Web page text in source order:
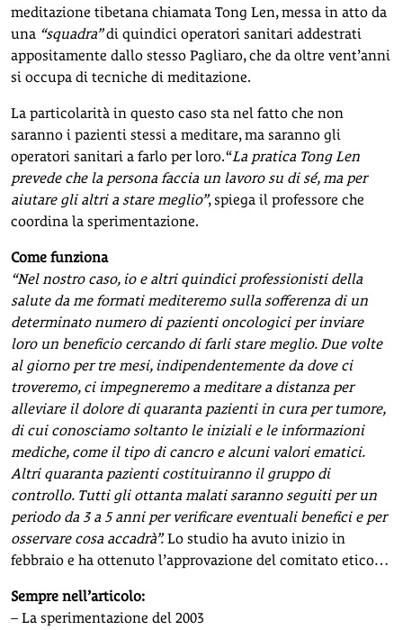
meditazione tibetana chiamata Tong Len, messa in atto da
una “squadra”di quindici operatori sanitari addestrati
appositamente dallo stesso Pagliaro, che da oltre vent’anni
si occupa di tecniche di meditazione.
La particolarità in questo caso sta nel fatto che non
saranno i pazienti stessi a meditare, ma saranno gli
operatori sanitari a farlo per loro. “La pratica Tong Len
prevede che la persona faccia un lavoro su di sé, ma per
aiutare gli altri a stare meglio”, spiega il professore che
coordina la sperimentazione.
Come funziona
“Nel nostro caso, io e altri quindici professionisti della
salute da me formati mediteremo sulla sofferenza di un
determinato numero di pazienti oncologici per inviare
loro un beneficio cercando di farli stare meglio. Due volte
al giorno per tre mesi, indipendentemente da dove ci
troveremo, ci impegneremo a meditare a distanza per
alleviare il dolore di quaranta pazienti in cura per tumore,
di cui conosciamo soltanto le iniziali e le informazioni
mediche, come il tipo di cancro e alcuni valori ematici.
Altri quaranta pazienti costituiranno il gruppo di
controllo. Tutti gli ottanta malati saranno seguiti per un
periodo da 3 a 5 anni per verificare eventuali benefici e per
osservare cosa accadrà”. Lo studio ha avuto inizio in
febbraio e ha ottenuto l’approvazione del comitato etico…
Sempre nell’articolo:
– La sperimentazione del 2003